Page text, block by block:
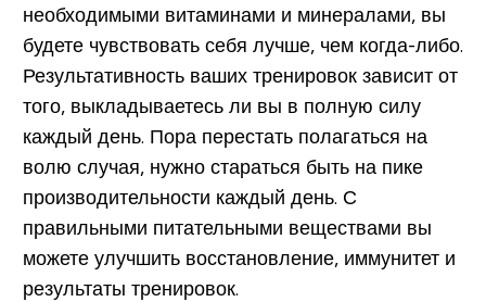
необходимыми витаминами и минералами, вы
будете чувствовать себя лучше, чем когда-либо.
Результативность ваших тренировок зависит от
того, выкладываетесь ли вы в полную силу
каждый день. Пора перестать полагаться на
волю случая, нужно стараться быть на пике
производительности каждый день. С
правильными питательными веществами вы
можете улучшить восстановление, иммунитет и
результаты тренировок.